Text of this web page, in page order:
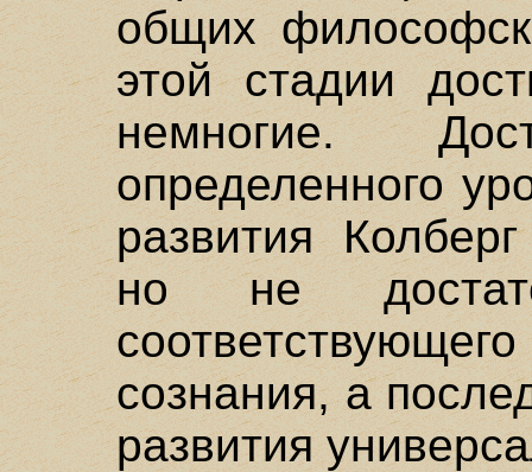
общих
этой стадии
немногие.
определенного
развития
но не
сознания, а
развития